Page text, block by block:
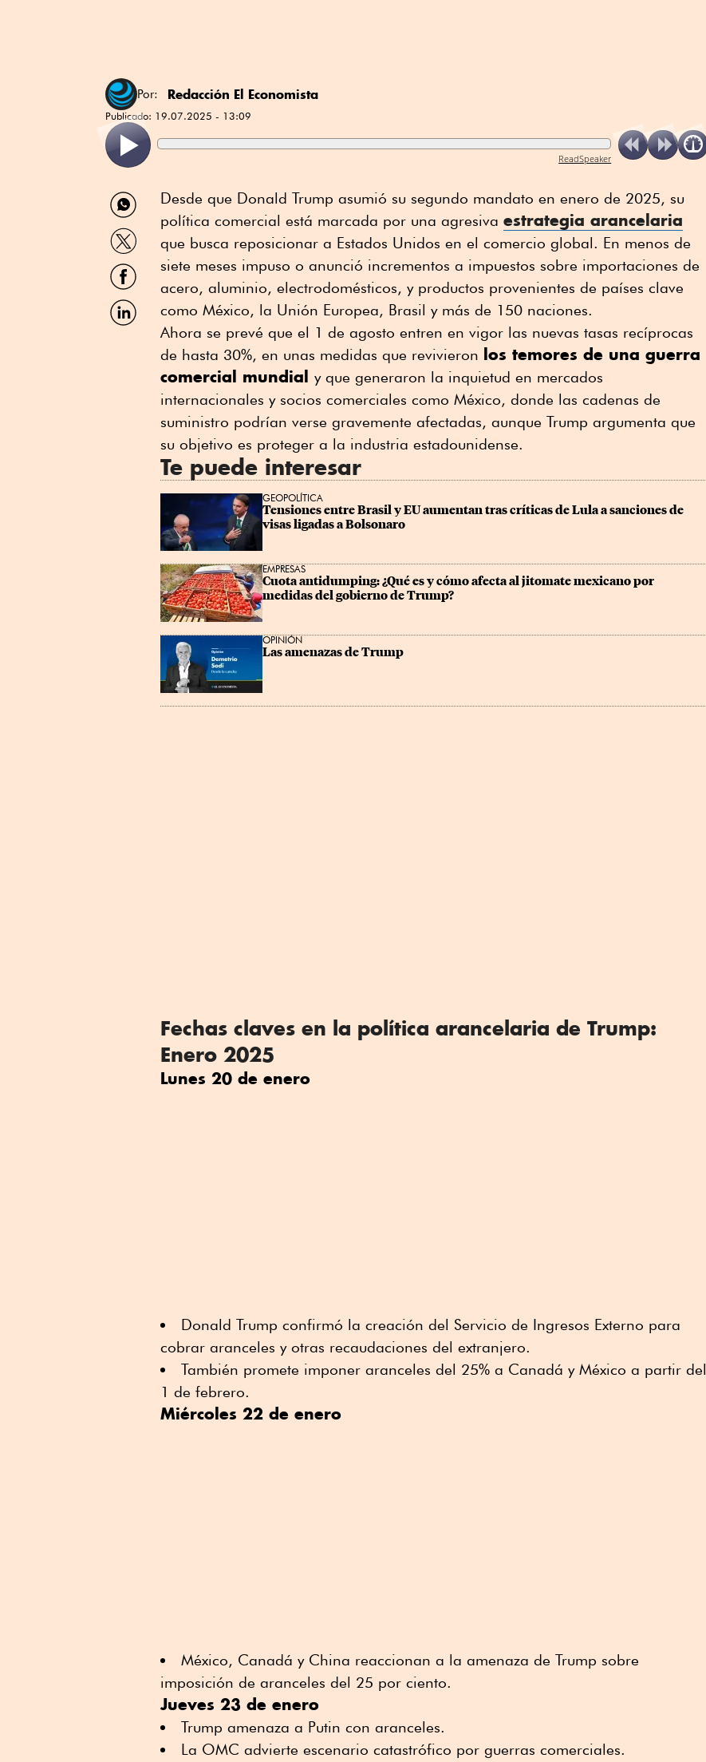
Por: Redacción El Economista
Publicado: 19.07.2025 - 13:09
ReadSpeaker
Compartir
por
WhatsApp
Compartir
por
Twitter
Compartir
por
Facebook
Compartir
por
Desde que Donald Trump asumió su segundo mandato en enero de 2025, su
política comercial está marcada por una agresiva estrategia arancelaria
que busca reposicionar a Estados Unidos en el comercio global. En menos de
siete meses impuso o anunció incrementos a impuestos sobre importaciones de
acero, aluminio, electrodomésticos, y productos provenientes de países clave
como México, la Unión Europea, Brasil y más de 150 naciones.
Ahora se prevé que el 1 de agosto entren en vigor las nuevas tasas recíprocas
de hasta 30%, en unas medidas que revivieron los temores de una guerra
comercial mundial y que generaron la inquietud en mercados
internacionales y socios comerciales como México, donde las cadenas de
suministro podrían verse gravemente afectadas, aunque Trump argumenta que
su objetivo es proteger a la industria estadounidense.
Te puede interesar
GEOPOLÍTICA
Tensiones entre Brasil y EU aumentan tras críticas de Lula a sanciones de
visas ligadas a Bolsonaro
EMPRESAS
Cuota antidumping: ¿Qué es y cómo afecta al jitomate mexicano por
medidas del gobierno de Trump?
OPINIÓN
Las amenazas de Trump
Fechas claves en la política arancelaria de Trump:
Enero 2025
Lunes 20 de enero
Donald Trump confirmó la creación del Servicio de Ingresos Externo para
cobrar aranceles y otras recaudaciones del extranjero.
También promete imponer aranceles del 25% a Canadá y México a partir del
1 de febrero.
Miércoles 22 de enero
México, Canadá y China reaccionan a la amenaza de Trump sobre
imposición de aranceles del 25 por ciento.
Jueves 23 de enero
Trump amenaza a Putin con aranceles.
La OMC advierte escenario catastrófico por guerras comerciales.